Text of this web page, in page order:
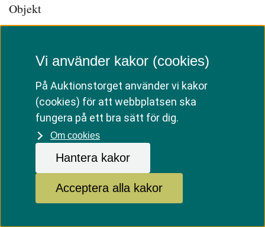
Objekt
Till Kronofogden.se Länk till annanFacebook
Telefonnummer till växel och kundservice:
0771-73 73 00
Måndag-fredag klockan 9-15.
Vi använder kakor (cookies)
På Auktionstorget använder vi kakor
(cookies) för att webbplatsen ska
fungera på ett bra sätt för dig.
Om cookies
Hantera kakor
Acceptera alla kakor